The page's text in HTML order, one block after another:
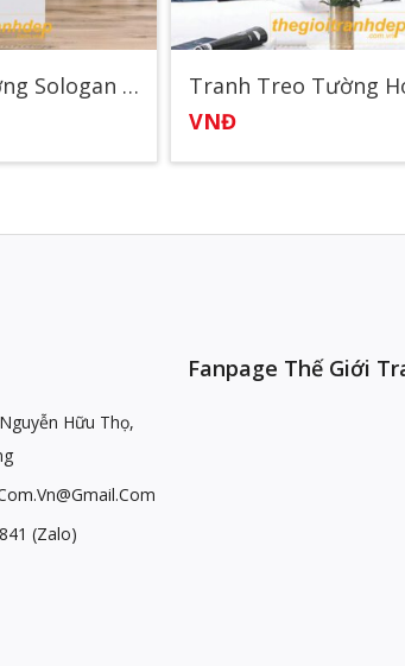
Tranh Treo Tường Sologan – Động Lực
Tranh Treo Tường
VNĐ
Hữu Thọ,
(Zalo)
Fanpage Thế Giới